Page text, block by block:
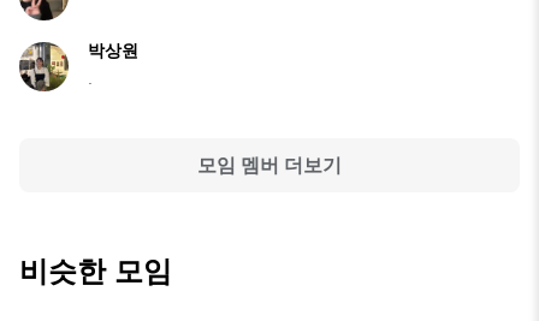
박상원
.
모임 멤버 더보기
비슷한 모임